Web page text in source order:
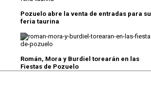
Pozuelo abre la venta de entradas para su
feria taurina
Román, Mora y Burdiel torearán en las
Fiestas de Pozuelo